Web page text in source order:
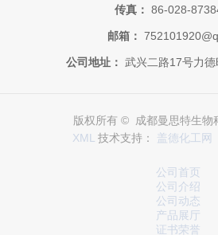
传真： 86-028-
邮箱：
公司地址： 武兴二路17号力
版权所有 © 成都曼思特生物
XML 技术支持： 盖德化工网
公司首页
公司介绍
公司动态
产品展厅
证书荣誉